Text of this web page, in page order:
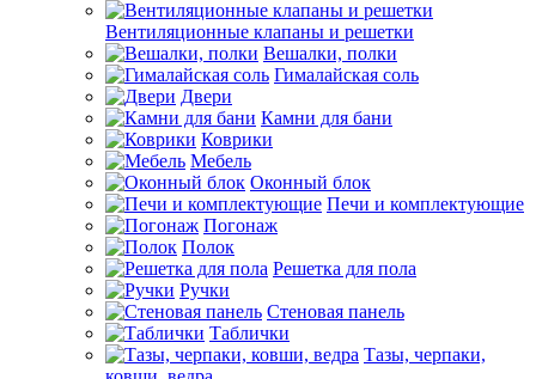
Вентиляционные клапаны и решетки
Вешалки, полки
Гималайская соль
Двери
Камни для бани
Коврики
Мебель
Оконный блок
Печи и комплектующие
Погонаж
Полок
Решетка для пола
Ручки
Стеновая панель
Таблички
Тазы, черпаки,